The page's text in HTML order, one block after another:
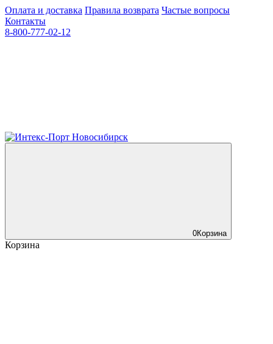
Оплата и доставка Правила возврата Частые вопросы
Контакты
8-800-777-02-12
0Корзина
Корзина